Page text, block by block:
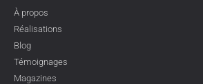
À propos
Réalisations
Blog
Témoignages
Magazines